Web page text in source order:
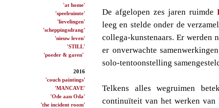
'at home'
'speelruimte'
'lievelingen'
'scheppingsdrang'
'nieuw leven'
'STILL'
'poeder & garen'
2016
'couch paintings'
'MANCAVE'
'Ode aan Oda'
'the incident room'
De afgelopen zes jaren ruimde
leeg en stelde onder de
collega-kunstenaars. Er werden
er onverwachte
solo-tentoonstelling
Telkens alles wegruimen
continuïteit van het werken van